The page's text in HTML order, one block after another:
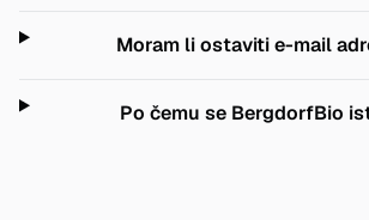
Moram li ostaviti e-mail
Po čemu se BergdorfBio